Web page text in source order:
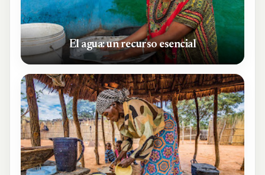
El agua: un recurso esencial